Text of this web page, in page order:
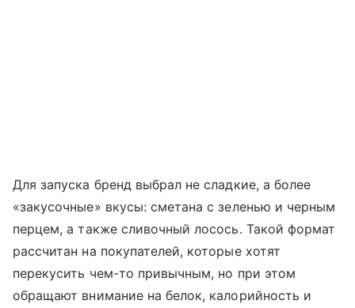
Для запуска бренд выбрал не сладкие, а более
«закусочные» вкусы: сметана с зеленью и черным
перцем, а также сливочный лосось. Такой формат
рассчитан на покупателей, которые хотят
перекусить чем-то привычным, но при этом
обращают внимание на белок, калорийность и